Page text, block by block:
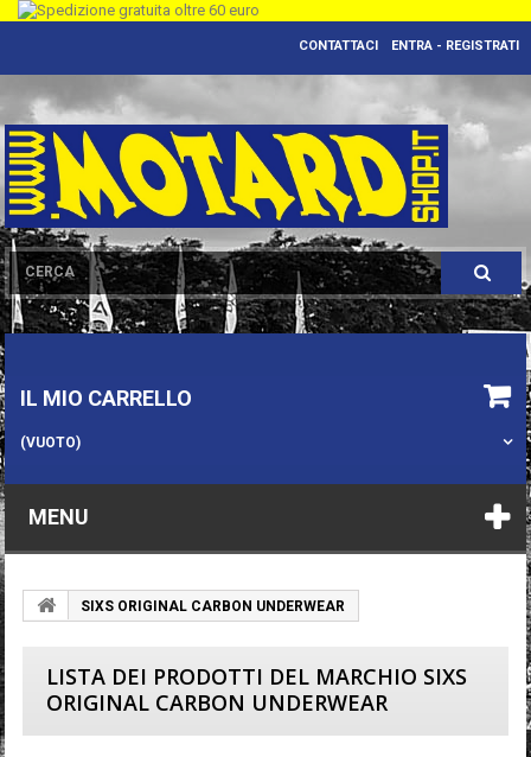
ENTRA - REGISTRATI
CONTATTACI
IL MIO CARRELLO
(VUOTO)
MENU
SIXS ORIGINAL CARBON UNDERWEAR
LISTA DEI PRODOTTI DEL MARCHIO SIXS
ORIGINAL CARBON UNDERWEAR